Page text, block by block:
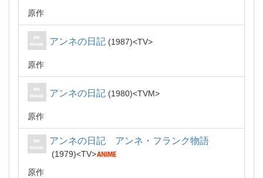
原作
アンネの日記 1987 TV
原作
アンネの日記 1980 TVM
原作
アンネの日記 アンネ・フランク物語
1979
TV
原作